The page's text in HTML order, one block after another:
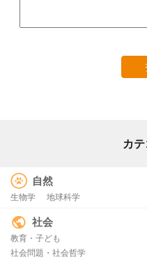
カ
自然
生物学 地球科学
社会
教育・子ども
社会問題・社会哲学